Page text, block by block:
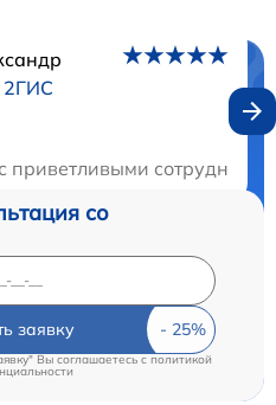
2ГИС
приветливыми
со
заявку
Вы соглашаетесь cполитикой